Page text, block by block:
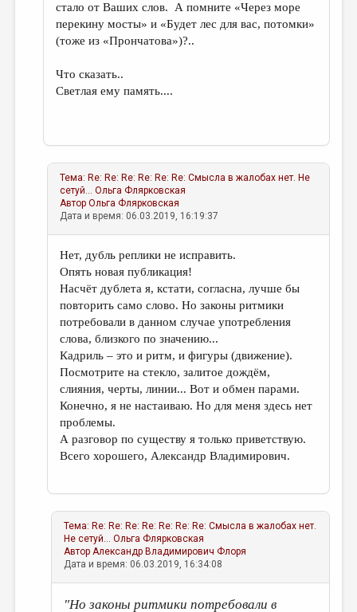
стало от Ваших слов. А помните «Через море
перекину мосты» и «Будет лес для вас, потомки»
(тоже из «Прончатова»)?..
Что сказать..
Светлая ему память....
Тема: Re: Re: Re: Re: Re: Re: Смысла в жалобах нет. Не
сетуй... Ольга Флярковская
АвторОльга Флярковская
Дата и время: 06.03.2019, 16:19:37
Нет, дубль реплики не исправить.
Опять новая публикация!
Насчёт дублета я, кстати, согласна, лучше бы
повторить само слово. Но законы ритмики
потребовали в данном случае употребления
слова, близкого по значению...
Кадриль – это и ритм, и фигуры (движение).
Посмотрите на стекло, залитое дождём,
слияния, черты, линии... Вот и обмен парами.
Конечно, я не настаиваю. Но для меня здесь нет
проблемы.
А разговор по существу я только приветствую.
Всего хорошего, Александр Владимирович.
Тема: Re: Re: Re: Re: Re: Re: Re: Смысла в жалобах нет.
Не сетуй... Ольга Флярковская
АвторАлександр Владимирович Флоря
Дата и время: 06.03.2019, 16:34:08
"Но законы ритмики потребовали в